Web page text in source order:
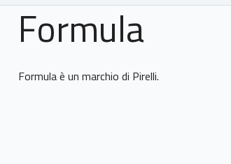
Formula